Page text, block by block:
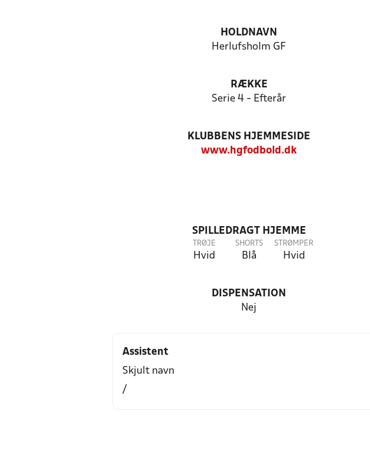
HOLDNAVN
Herlufsholm GF
RÆKKE
Serie 4 - Efterår
KLUBBENS HJEMMESIDE
www.hgfodbold.dk
SPILLEDRAGT HJEMME
TRØJE
Hvid
SHORTS
Blå
STRØMPER
Hvid
DISPENSATION
Nej
Assistent
Skjult navn
/